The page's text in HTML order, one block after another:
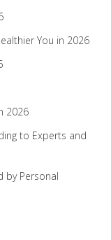
You in 2026
2026
to Experts and
by Personal